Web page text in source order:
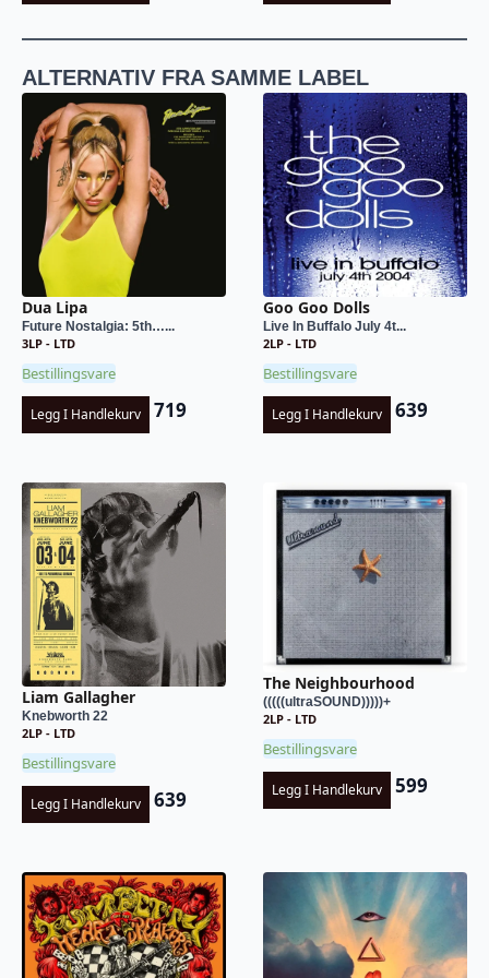
pris
var:
pris
er:
pris
var:
pris
er:
ALTERNATIV FRA SAMME LABEL
Dua Lipa
Future Nostalgia: 5th…...
3LP - LTD
Bestillingsvare
Legg I Handlekurv 719
Goo Goo Dolls
Live In Buffalo July 4t...
2LP - LTD
Bestillingsvare
Legg I Handlekurv 639
Liam Gallagher
Knebworth 22
2LP - LTD
Bestillingsvare
Legg I Handlekurv 639
The Neighbourhood
(((((ultraSOUND)))))+
2LP - LTD
Bestillingsvare
Legg I Handlekurv 599